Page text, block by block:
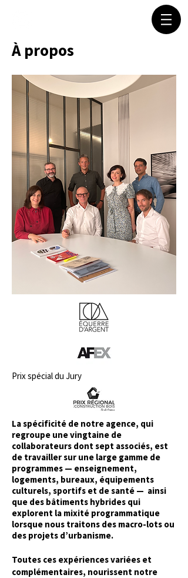
À propos
Prix spécial du Jury
La spécificité de notre agence, qui
regroupe une vingtaine de
collaborateurs dont sept associés, est
de travailler sur une large gamme de
programmes — enseignement,
logements, bureaux, équipements
culturels, sportifs et de santé — ainsi
que des bâtiments hybrides qui
explorent la mixité programmatique
lorsque nous traitons des macro-lots ou
des projets d’urbanisme.
Toutes ces expériences variées et
complémentaires, nourissent notre